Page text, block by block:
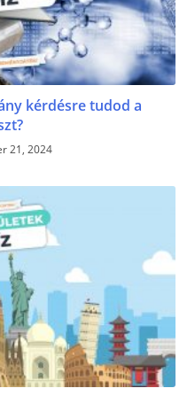
kérdésre tudod a
21, 2024